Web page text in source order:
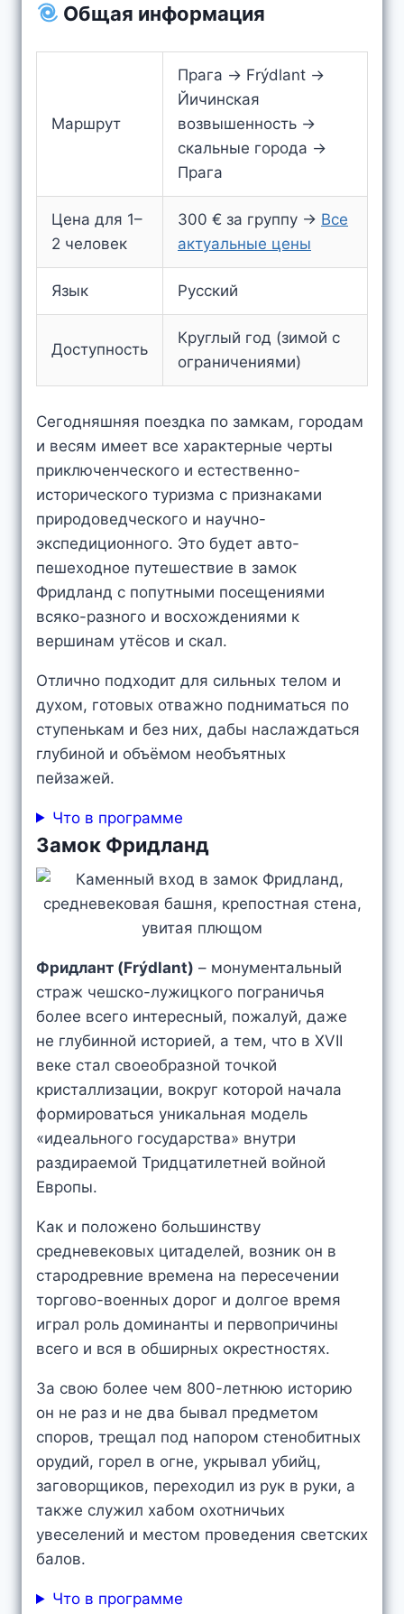
Общая информация
Маршрут
Прага → Frýdlant →
Йичинская
возвышенность →
скальные города →
Прага
Цена для 1–
2 человек
300 € за группу → Все
актуальные цены
Язык Русский
Доступность
Круглый год (зимой с
ограничениями)
Сегодняшняя поездка по замкам, городам
и весям имеет все характерные черты
приключенческого и естественно-
исторического туризма с признаками
природоведческого и научно-
экспедиционного. Это будет авто-
пешеходное путешествие в замок
Фридланд с попутными посещениями
всяко-разного и восхождениями к
вершинам утёсов и скал.
Отлично подходит для сильных телом и
духом, готовых отважно подниматься по
ступенькам и без них, дабы наслаждаться
глубиной и объёмом необъятных
пейзажей.
Что в программе
Замок Фридланд
Фридлант (Frýdlant) – монументальный
страж чешско-лужицкого пограничья
более всего интересный, пожалуй, даже
не глубинной историей, а тем, что в XVII
веке стал своеобразной точкой
кристаллизации, вокруг которой начала
формироваться уникальная модель
«идеального государства» внутри
раздираемой Тридцатилетней войной
Европы.
Как и положено большинству
средневековых цитаделей, возник он в
стародревние времена на пересечении
торгово-военных дорог и долгое время
играл роль доминанты и первопричины
всего и вся в обширных окрестностях.
За свою более чем 800-летнюю историю
он не раз и не два бывал предметом
споров, трещал под напором стенобитных
орудий, горел в огне, укрывал убийц,
заговорщиков, переходил из рук в руки, а
также служил хабом охотничьих
увеселений и местом проведения светских
балов.
Что в программе